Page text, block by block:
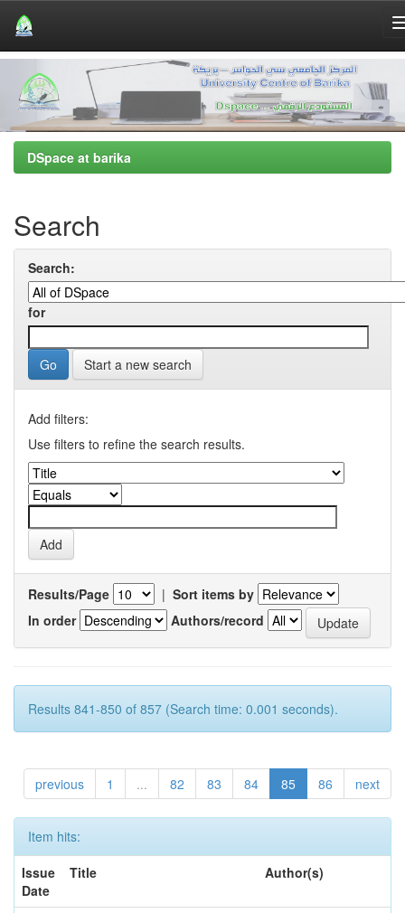
navigation
DSpace at barika
Search
Search:
for
Start a new search
Add filters:
Use filters to refine the search results.
Results/Page | Sort items by
In order
Authors/record
Results 841-850 of 857 (Search time: 0.001 seconds).
previous 1 ... 82 83 84 85 86 next
Item hits:
Issue
Date
Title Author(s)